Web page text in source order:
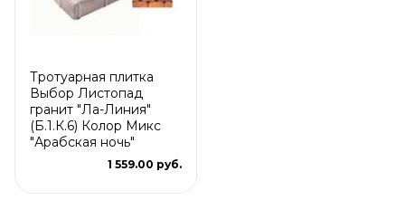
Тротуарная плитка
Выбор Листопад
гранит "Ла-Линия"
(Б.1.К.6) Колор Микс
"Арабская ночь"
1 559.00 руб.